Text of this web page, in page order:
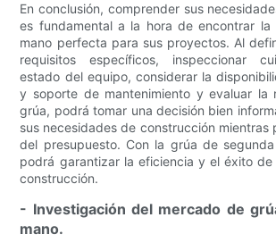
En conclusión, comprender sus
es fundamental a la hora de encontrar la
mano perfecta para sus proyectos. Al
requisitos específicos, inspeccionar
estado del equipo, considerar la
y soporte de mantenimiento y evaluar la
grúa, podrá tomar una decisión bien
sus necesidades de construcción mientras
del presupuesto. Con la grúa de
podrá garantizar la eficiencia y el éxito
construcción.
- Investigación del mercado de
mano.